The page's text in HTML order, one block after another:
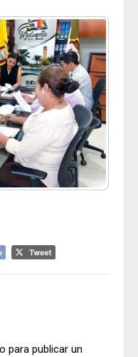
para publicar un